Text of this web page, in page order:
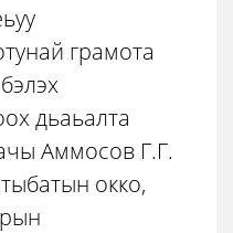
грамота
дьаьалта
Аммосов Г.Г.
окко,